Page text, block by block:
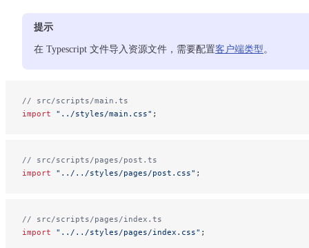
提示
在 Typescript 文件导入资源文件，需要配置客户端类型 。
// src/scripts/main.ts
import "../styles/main.css" ;
// src/scripts/pages/post.ts
import "../../styles/pages/post.css" ;
// src/scripts/pages/index.ts
import "../../styles/pages/index.css" ;